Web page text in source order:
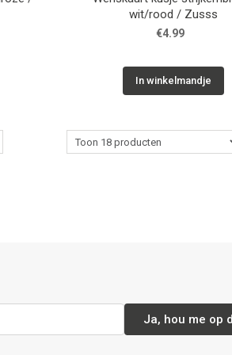
wit/rood / Zusss
€4.99
In winkelmandje
Ja, hou me op